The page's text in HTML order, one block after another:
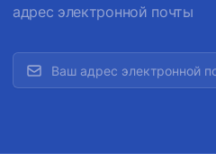
адрес электронной почты